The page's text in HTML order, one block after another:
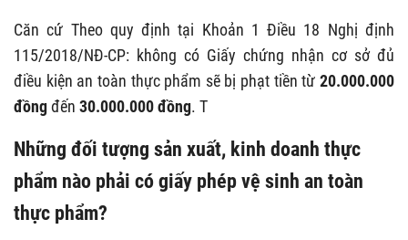
Căn cứ Theo quy định tại Khoản 1 Điều 18 Nghị định
115/2018/NĐ-CP: không có Giấy chứng nhận cơ sở đủ
điều kiện an toàn thực phẩm sẽ bị phạt tiền từ 20.000.000
đồngđến 30.000.000 đồng. T
Những đối tượng sản xuất, kinh doanh thực
phẩm nào phải có giấy phép vệ sinh an toàn
thực phẩm?